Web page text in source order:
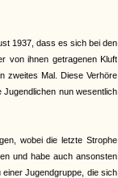
1937, dass es sich bei den
von ihnen getragenen Kluft
zweites Mal. Diese Verhöre
nun wesentlich
wobei die letzte Strophe
und habe auch ansonsten
Jugendgruppe, die sich